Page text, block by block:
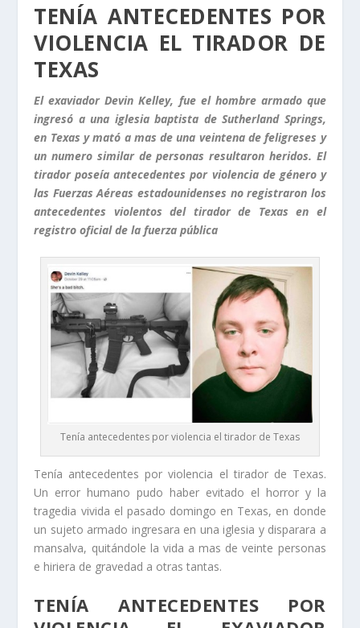
TENÍA ANTECEDENTES POR
VIOLENCIA EL TIRADOR DE
TEXAS
El exaviador Devin Kelley, fue el hombre armado que
ingresó a una iglesia baptista de Sutherland Springs,
en Texas y mató a mas de una veintena de feligreses y
un numero similar de personas resultaron heridos. El
tirador poseía antecedentes por violencia de género y
las Fuerzas Aéreas estadounidenses no registraron los
antecedentes violentos del tirador de Texas en el
registro oficial de la fuerza pública
Tenía antecedentes por violencia el tirador de Texas
Tenía antecedentes por violencia el tirador de Texas.
Un error humano pudo haber evitado el horror y la
tragedia vivida el pasado domingo en Texas, en donde
un sujeto armado ingresara en una iglesia y disparara a
mansalva, quitándole la vida a mas de veinte personas
e hiriera de gravedad a otras tantas.
TENÍA ANTECEDENTES POR